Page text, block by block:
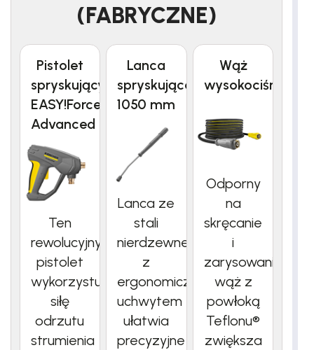
(FABRYCZNE)
Pistolet
spryskujący
EASY!Force
Advanced
Ten
rewolucyjny
pistolet
wykorzystuje
siłę
odrzutu
strumienia
Lanca
spryskująca,
1050 mm
Lanca ze
stali
nierdzewnej
z
ergonomicznym
uchwytem
ułatwia
precyzyjne
Wąż
Odporny
na
skręcanie
i
zarysowania
wąż z
powłoką
Teflonu®
zwiększa